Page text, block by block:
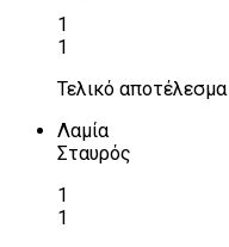
1
1
Τελικό αποτέλεσμα
Λαμία
Σταυρός
1
1